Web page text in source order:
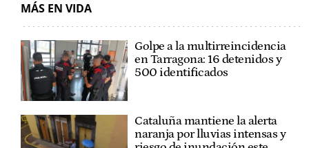
MÁS EN VIDA
Golpe a la multirreincidencia
en Tarragona: 16 detenidos y
500 identificados
Cataluña mantiene la alerta
naranja por lluvias intensas y